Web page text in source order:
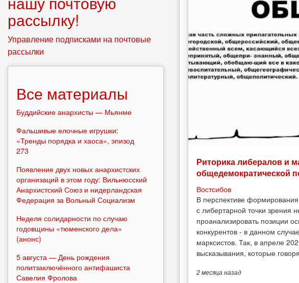
Риторика либералов и
общедемократической
Востсибов
В перспективе
с либертарной точки зрения
проанализировать позиции
конкурентов - в данном
марксистов. Так, в апреле
высказывания, которые
2 месяца назад
рассылку!
Управление подписками на почтовые
рассылки
Все материалы
Буддийские анархисты — Мьянме
Фальшивые елочные игрушки:
«Тренды порядка и хаоса», эпизод
273
Появление двух новых анархистских
организаций в этом году: Вильнюсский
Анархистский Союз и нидерландская
Федерация за Вольный Социализм
Неделя солидарности по случаю
годовщины «тюменского дела»
(анонс)
5 августа — День рождения
политзаключённого антифашиста
Савелия Фролова